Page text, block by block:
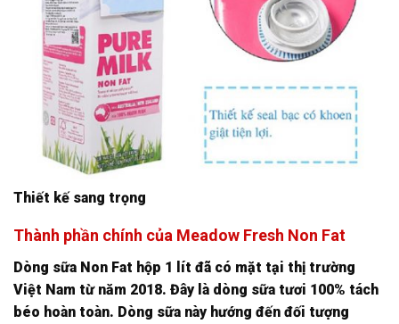
Thiết kế sang trọng
Thành phần chính của Meadow Fresh Non Fat
Dòng sữa Non Fat hộp 1 lít đã có mặt tại thị trường
Việt Nam từ năm 2018. Đây là dòng sữa tươi 100% tách
béo hoàn toàn. Dòng sữa này hướng đến đối tượng